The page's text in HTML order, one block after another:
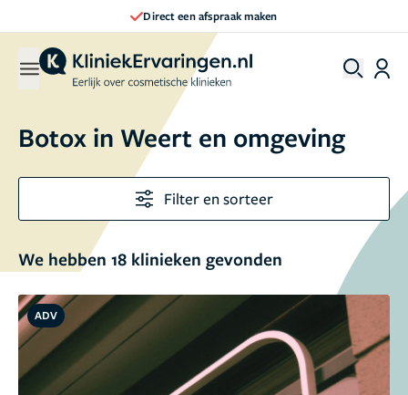
Direct een afspraak maken
Botox in Weert en omgeving
Filter en sorteer
We hebben 18 klinieken gevonden
ADV